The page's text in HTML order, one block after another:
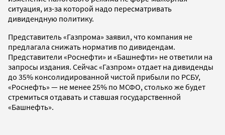
ситуация, из-за которой надо пересматривать
дивидендную политику.
Представитель «Газпрома» заявил, что компания не
предлагала снижать норматив по дивидендам.
Представители «Роснефти» и «Башнефти» не ответили на
запросы издания. Сейчас «Газпром» отдает на дивиденды
до 35% консолидированной чистой прибыли по РСБУ,
«Роснефть» — не менее 25% по МСФО, столько же будет
стремиться отдавать и ставшая государственной
«Башнефть».